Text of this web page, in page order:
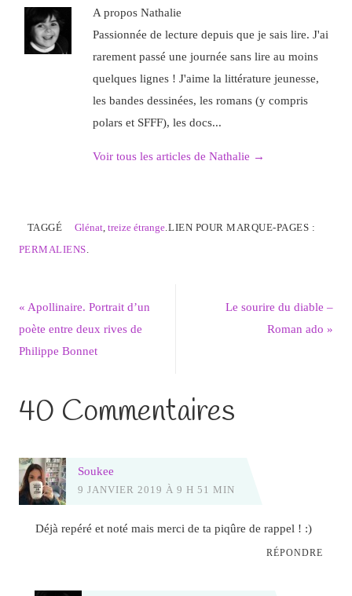
A propos Nathalie
Passionnée de lecture depuis que je sais lire. J'ai
rarement passé une journée sans lire au moins
quelques lignes ! J'aime la littérature jeunesse,
les bandes dessinées, les romans (y compris
polars et SFFF), les docs...
Voir tous les articles de Nathalie →
TAGGÉ Glénat ,treize étrange LIEN POUR MARQUE-PAGES :
PERMALIENS
« Apollinaire. Portrait d’un
poète entre deux rives de
Philippe Bonnet
Le sourire du diable –
Roman ado»
40 Commentaires
Soukee
9 JANVIER 2019 À 9 H 51 MIN
Déjà repéré et noté mais merci de ta piqûre de rappel ! :)
RÉPONDRE